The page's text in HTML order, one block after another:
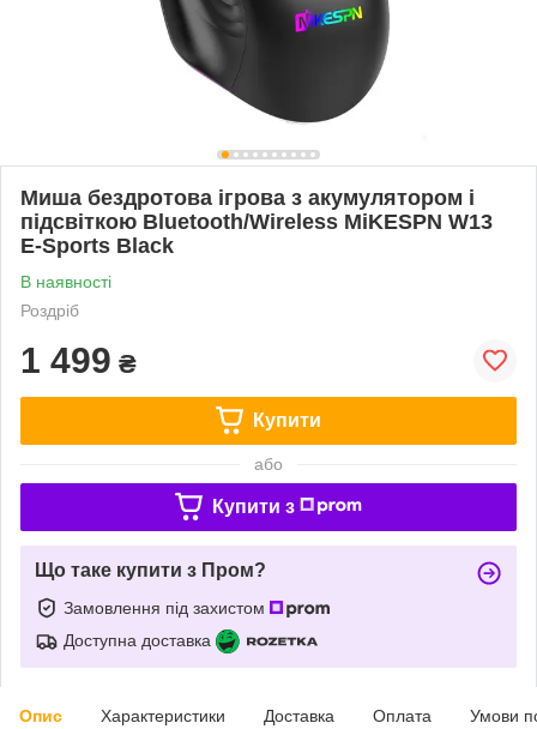
Миша бездротова ігрова з акумулятором і
підсвіткою Bluetooth/Wireless MiKESPN W13
E-Sports Black
В наявності
Роздріб
1 499 ₴
Купити
або
Купити з
Що таке купити з Пром?
Замовлення під захистом
Доступна доставка
Опис Характеристики Доставка Оплата Умови